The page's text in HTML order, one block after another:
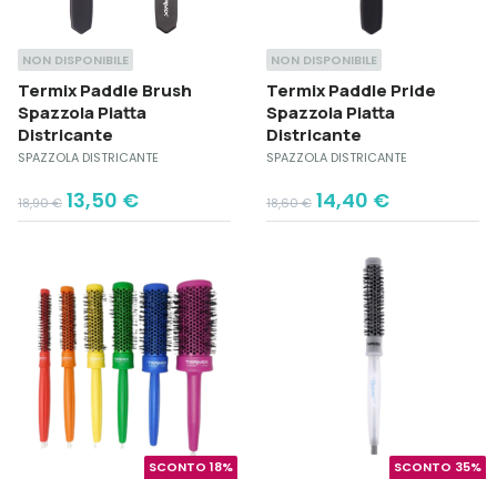
NON DISPONIBILE
Termix Paddle Brush
Spazzola Piatta
Districante
SPAZZOLA DISTRICANTE
18,90€
Original
price
13,50 €
Current
price
NON DISPONIBILE
Termix Paddle Pride
Spazzola Piatta
Districante
SPAZZOLA DISTRICANTE
18,60€
Original
price
14,40 €
Current
price
SCONTO 18% SCONTO 35%